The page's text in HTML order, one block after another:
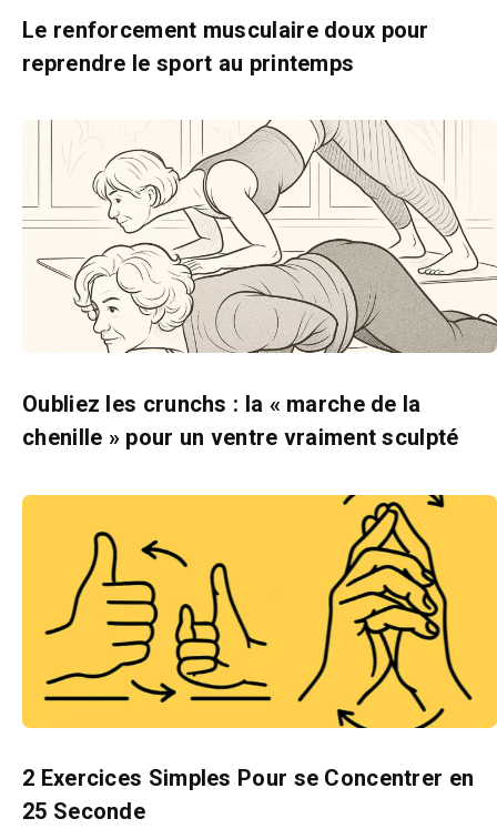
Le renforcement musculaire doux pour
reprendre le sport au printemps
Oubliez les crunchs : la « marche de la
chenille » pour un ventre vraiment sculpté
2 Exercices Simples Pour se Concentrer en
25 Seconde